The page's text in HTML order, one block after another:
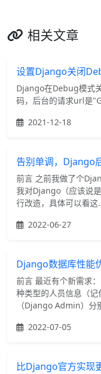
相关文章
设置Django关闭
Django在Debug模式
码，后台的请求url是
2021-12-18
告别单调，Django
前言 之前我做了个
我对Django（应该说
行改造，具体可以看这
2022-06-27
Django数据库性能
前言 最近有个新需求
种类型的人员信息（
（Django Admin）分
2022-07-05
比Django官方实现